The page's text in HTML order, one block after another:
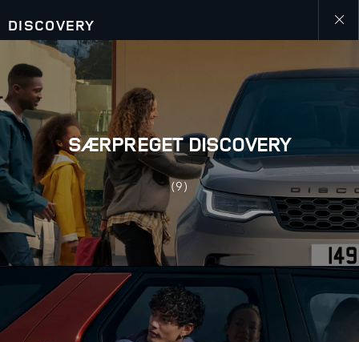
DISCOVERY
SÆRPREGET DISCOVERY
(9)